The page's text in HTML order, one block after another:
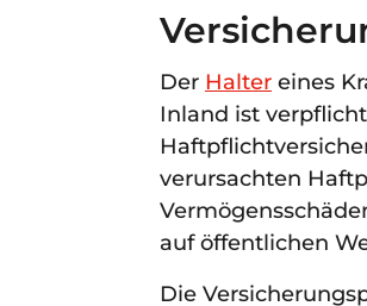
Der Halter eines
Inland ist
verursachten
auf öffentlichen
Die